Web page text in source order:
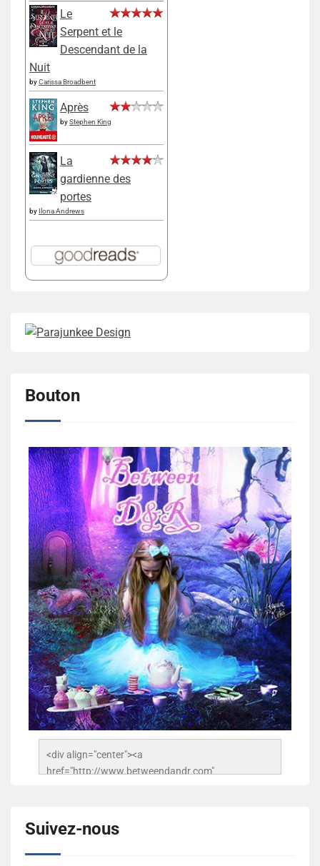
Le
Serpent et le
Descendant de la
Nuit
byCarissa Broadbent
Après
byStephen King
La
gardienne des
portes
by Ilona Andrews
Bouton
<div align="center"><a
href="http://www.betweendandr.com"
503716673157532-2788222864243652657-n.jpg"
alt="Between D&R" style="border:none;" /></a>
</div>
Suivez-nous